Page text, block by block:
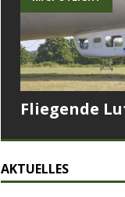
Fliegende
AKTUELLES